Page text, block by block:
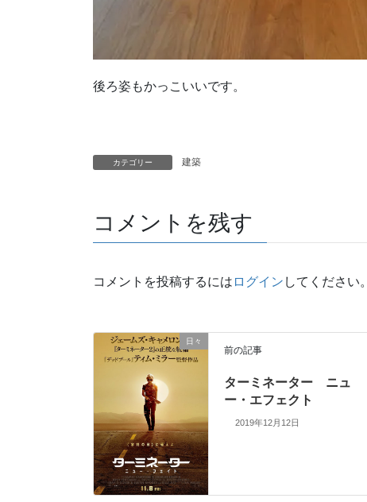
後ろ姿もかっこいいです。
カテゴリー 建築
コメントを残す
コメントを投稿するには ログイン してください。
日々
前の記事
ターミネーター ニュ
ー・エフェクト
2019年12月12日